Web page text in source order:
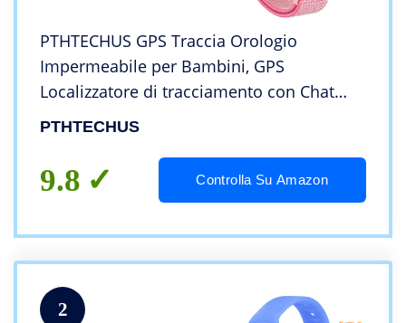
PTHTECHUS GPS Traccia Orologio
Impermeabile per Bambini, GPS
Localizzatore di tracciamento con Chat
Vocale, Sveglia SOS per il Gioco di
Ragazzo e Ragazza, Rosa
PTHTECHUS
9.8 Controlla Su Amazon
2